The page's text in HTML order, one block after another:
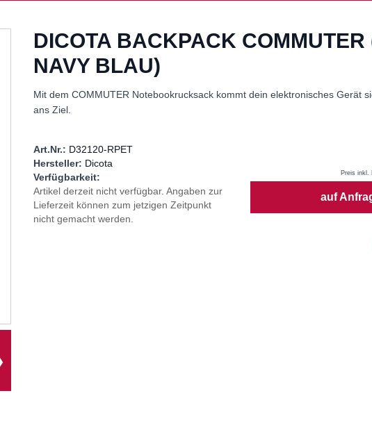
DICOTA BACKPACK COMMUTER
NAVY BLAU)
Mit dem COMMUTER Notebookrucksack kommt dein elektronisches Gerät
ans Ziel.
Art.Nr.: D32120-RPET
Hersteller: Dicota
Verfügbarkeit:
Artikel derzeit nicht verfügbar. Angaben zur
Lieferzeit können zum jetzigen Zeitpunkt
nicht gemacht werden.
Preis inkl.
auf